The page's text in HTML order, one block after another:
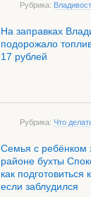
Рубрика:
На заправках
подорожало
17 рублей
Рубрика: Что
Семья с ребёнком
районе бухты
как подготовиться
если заблудился